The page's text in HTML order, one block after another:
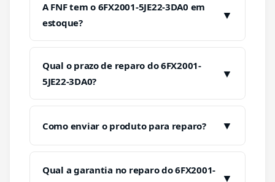
A FNF tem o 6FX2001-5JE22-3DA0 em
estoque?
▼
Qual o prazo de reparo do 6FX2001-
5JE22-3DA0?
▼
Como enviar o produto para reparo? ▼
Qual a garantia no reparo do 6FX2001-
▼